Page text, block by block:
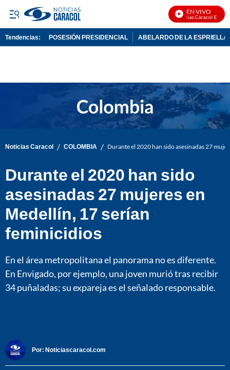
EN VIVO
Noticias Caracol En Vivo
Tendencias: POSESIÓN PRESIDENCIAL ABELARDO DE LA ESPRIELLA
Noticias Caracol / COLOMBIA / Durante el 2020 han sido asesinadas 27
Durante el 2020 han sido
asesinadas 27 mujeres en
Medellín, 17 serían
feminicidios
En el área metropolitana el panorama no es diferente.
En Envigado, por ejemplo, una joven murió tras recibir
34 puñaladas; su expareja es el señalado responsable.
Por: Noticiascaracol.com